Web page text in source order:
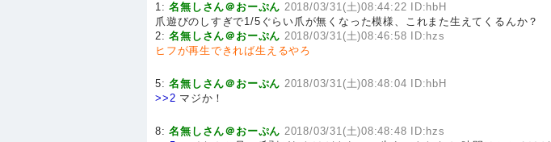
1:名無しさん＠おーぷん 2018/03/31(土)08:44:22 ID:hbH
爪遊びのしすぎで1/5ぐらい爪が無くなった模様、これまた生えてくるんか？
2:名無しさん＠おーぷん 2018/03/31(土)08:46:58 ID:hzs
ヒフが再生できれば生えるやろ
5:名無しさん＠おーぷん 2018/03/31(土)08:48:04 ID:hbH
>>2 マジか！
8:名無しさん＠おーぷん 2018/03/31(土)08:48:48 ID:hzs